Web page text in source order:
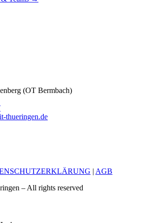
(OT Bermbach)
thueringen.de
| AGB
– All rights reserved